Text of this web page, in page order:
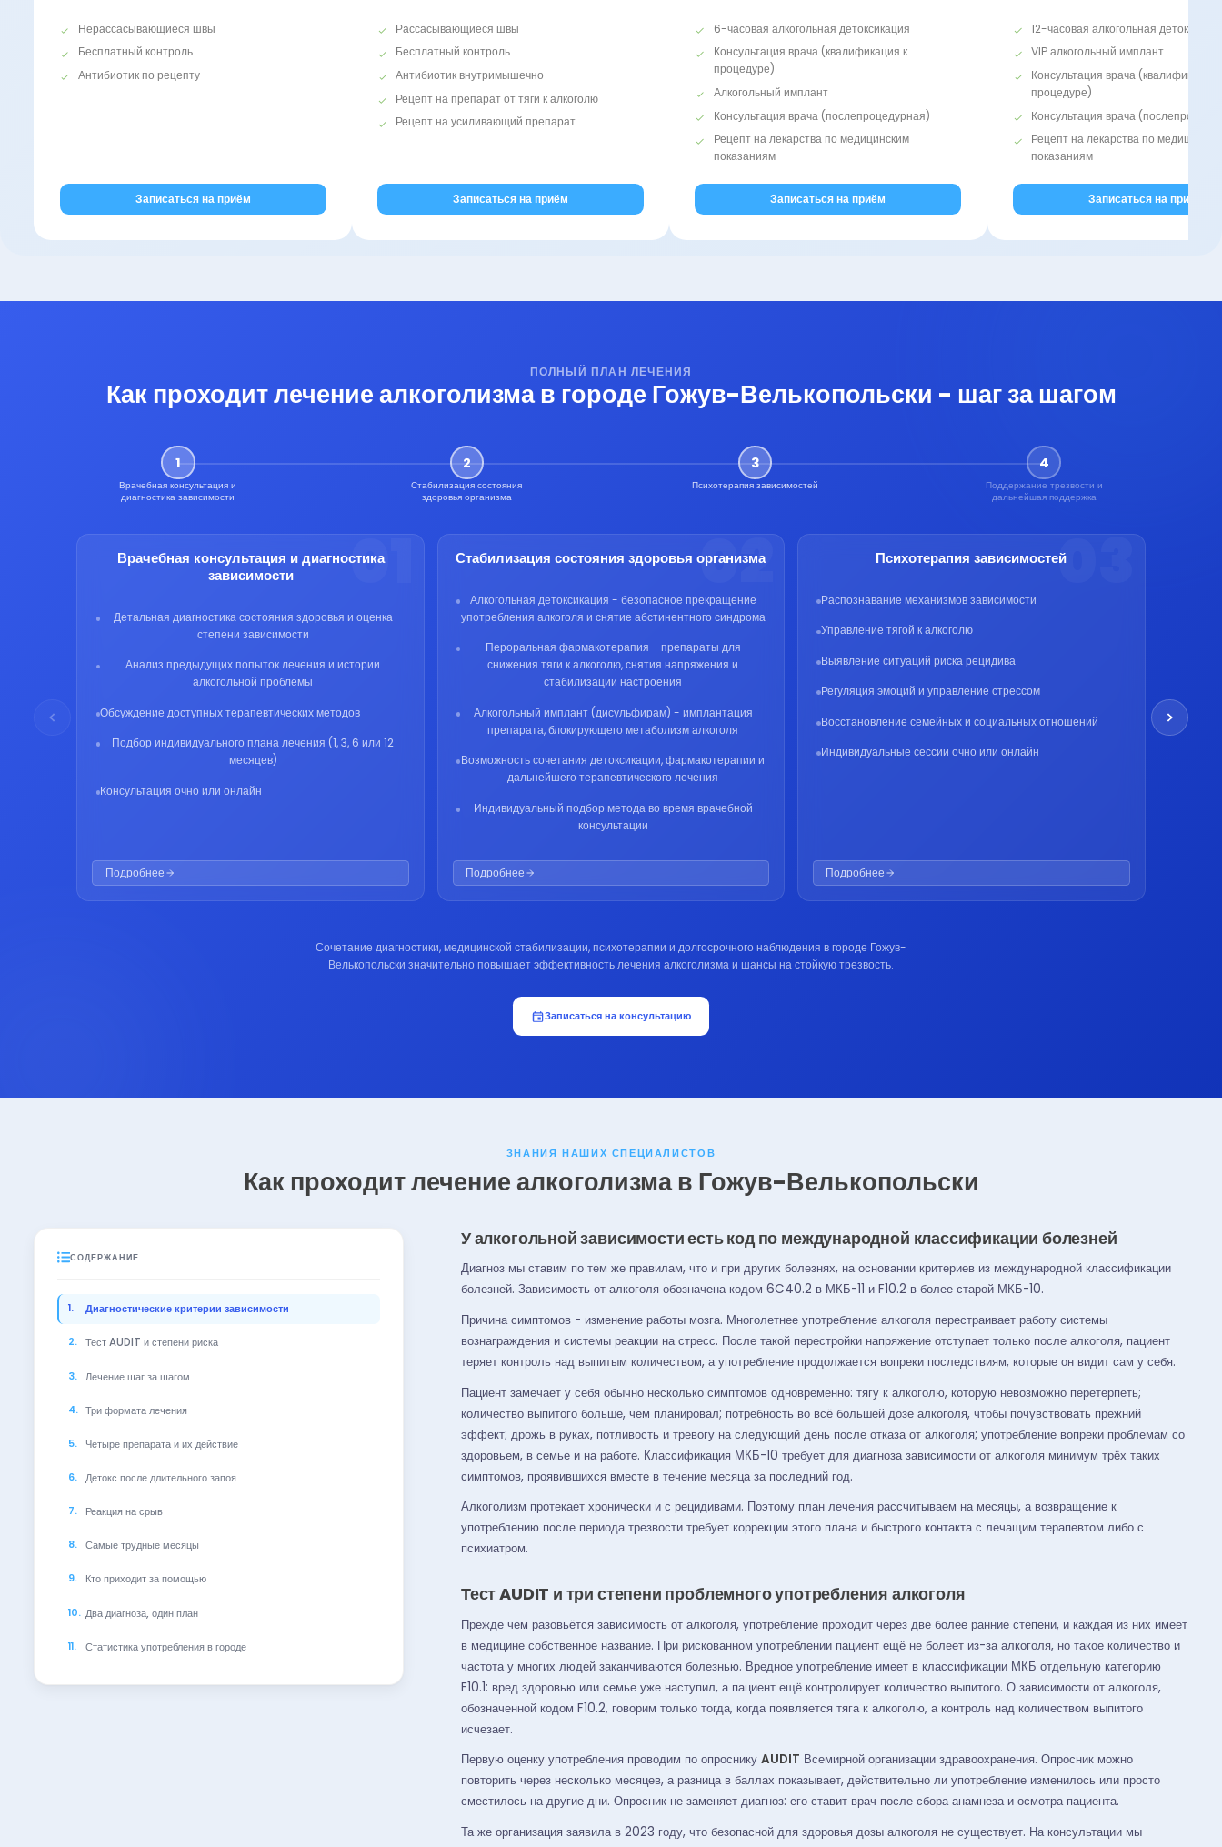
Нерассасывающиеся швы
Бесплатный контроль
Антибиотик по рецепту
Записаться на приём
Рассасывающиеся швы
Бесплатный контроль
Антибиотик внутримышечно
Рецепт на препарат от тяги к алкоголю
Рецепт на усиливающий препарат
Записаться на приём
6-часовая алкогольная детоксикация
Консультация врача (квалификация к
процедуре)
Алкогольный имплант
Консультация врача (послепроцедурная)
Рецепт на лекарства по медицинским
показаниям
Записаться на приём
12-часовая алкогольная
VIP алкогольный имплант
Консультация врача (квалификация
процедуре)
Консультация врача
Рецепт на лекарства по
показаниям
Записаться на приём
ПОЛНЫЙ ПЛАН ЛЕЧЕНИЯ
Как проходит лечение алкоголизма в городе Гожув-Велькопольски - шаг за шагом
1
Врачебная консультация и
диагностика зависимости
2
Стабилизация состояния
здоровья организма
3
Психотерапия зависимостей
4
Поддержание трезвости и
дальнейшая поддержка
01
Врачебная консультация и диагностика
зависимости
Детальная диагностика состояния здоровья и оценка
степени зависимости
Анализ предыдущих попыток лечения и истории
алкогольной проблемы
Обсуждение доступных терапевтических методов
Подбор индивидуального плана лечения (1, 3, 6 или 12
месяцев)
Консультация очно или онлайн
Подробнее
02
Стабилизация состояния здоровья организма
Алкогольная детоксикация - безопасное прекращение
употребления алкоголя и снятие абстинентного синдрома
Пероральная фармакотерапия - препараты для
снижения тяги к алкоголю, снятия напряжения и
стабилизации настроения
Алкогольный имплант (дисульфирам) - имплантация
препарата, блокирующего метаболизм алкоголя
Возможность сочетания детоксикации, фармакотерапии и
дальнейшего терапевтического лечения
Индивидуальный подбор метода во время врачебной
консультации
Подробнее
03
Психотерапия зависимостей
Распознавание механизмов зависимости
Управление тягой к алкоголю
Выявление ситуаций риска рецидива
Регуляция эмоций и управление стрессом
Восстановление семейных и социальных отношений
Индивидуальные сессии очно или онлайн
Подробнее
Сочетание диагностики, медицинской стабилизации, психотерапии и долгосрочного наблюдения в городе Гожув-
Велькопольски значительно повышает эффективность лечения алкоголизма и шансы на стойкую трезвость.
Записаться на консультацию
ЗНАНИЯ НАШИХ СПЕЦИАЛИСТОВ
Как проходит лечение алкоголизма в Гожув-Велькопольски
СОДЕРЖАНИЕ
Диагностические критерии зависимости
Тест AUDIT и степени риска
Лечение шаг за шагом
Три формата лечения
Четыре препарата и их действие
Детокс после длительного запоя
Реакция на срыв
Самые трудные месяцы
Кто приходит за помощью
Два диагноза, один план
Статистика употребления в городе
У алкогольной зависимости есть код по международной классификации болезней
Диагноз мы ставим по тем же правилам, что и при других болезнях, на основании критериев из международной классификации
болезней. Зависимость от алкоголя обозначена кодом 6C40.2 в МКБ-11 и F10.2 в более старой МКБ-10.
Причина симптомов - изменение работы мозга. Многолетнее употребление алкоголя перестраивает работу системы
вознаграждения и системы реакции на стресс. После такой перестройки напряжение отступает только после алкоголя, пациент
теряет контроль над выпитым количеством, а употребление продолжается вопреки последствиям, которые он видит сам у себя.
Пациент замечает у себя обычно несколько симптомов одновременно: тягу к алкоголю, которую невозможно перетерпеть;
количество выпитого больше, чем планировал; потребность во всё большей дозе алкоголя, чтобы почувствовать прежний
эффект; дрожь в руках, потливость и тревогу на следующий день после отказа от алкоголя; употребление вопреки проблемам со
здоровьем, в семье и на работе. Классификация МКБ-10 требует для диагноза зависимости от алкоголя минимум трёх таких
симптомов, проявившихся вместе в течение месяца за последний год.
Алкоголизм протекает хронически и с рецидивами. Поэтому план лечения рассчитываем на месяцы, а возвращение к
употреблению после периода трезвости требует коррекции этого плана и быстрого контакта с лечащим терапевтом либо с
психиатром.
Тест AUDIT и три степени проблемного употребления алкоголя
Прежде чем разовьётся зависимость от алкоголя, употребление проходит через две более ранние степени, и каждая из них имеет
в медицине собственное название. При рискованном употреблении пациент ещё не болеет из-за алкоголя, но такое количество и
частота у многих людей заканчиваются болезнью. Вредное употребление имеет в классификации МКБ отдельную категорию
F10.1: вред здоровью или семье уже наступил, а пациент ещё контролирует количество выпитого. О зависимости от алкоголя,
обозначенной кодом F10.2, говорим только тогда, когда появляется тяга к алкоголю, а контроль над количеством выпитого
исчезает.
Первую оценку употребления проводим по опроснику AUDIT Всемирной организации здравоохранения. Опросник можно
повторить через несколько месяцев, а разница в баллах показывает, действительно ли употребление изменилось или просто
сместилось на другие дни. Опросник не заменяет диагноз: его ставит врач после сбора анамнеза и осмотра пациента.
Та же организация заявила в 2023 году, что безопасной для здоровья дозы алкоголя не существует. На консультации мы